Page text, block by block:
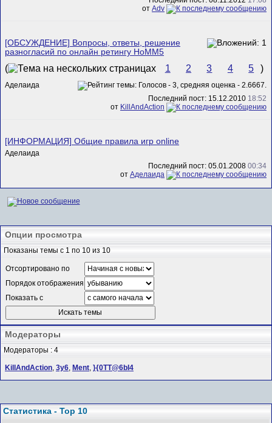
от Adv
[ОБСУЖДЕНИЕ] Вопросы, ответы, решение
разногласий по онлайн ретингу HoMM5
( 1 2 3 4 5 )
Аделаида
Последний пост: 15.12.2010 18:52
от KillAndAction
[ИНФОРМАЦИЯ] Общие правила игр online
Аделаида
Последний пост: 05.01.2008 00:34
от Аделаида
Опции просмотра
Показаны темы с 1 по 10 из 10
Отсортировано по
Порядок отображения
Показать с
Модераторы
Модераторы : 4
KillAndAction, 3y6, Ment, }{0TT@6bI4
Статистика - Top 10